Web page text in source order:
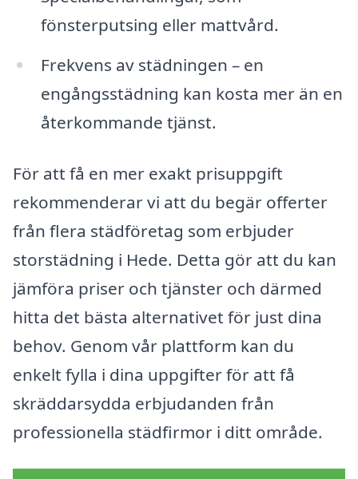
fönsterputsing eller mattvård.
Frekvens av städningen – en
engångsstädning kan kosta mer än en
återkommande tjänst.
För att få en mer exakt prisuppgift
rekommenderar vi att du begär offerter
från flera städföretag som erbjuder
storstädning i Hede. Detta gör att du kan
jämföra priser och tjänster och därmed
hitta det bästa alternativet för just dina
behov. Genom vår plattform kan du
enkelt fylla i dina uppgifter för att få
skräddarsydda erbjudanden från
professionella städfirmor i ditt område.